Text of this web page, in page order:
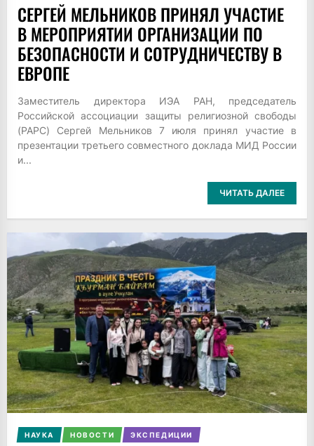
СЕРГЕЙ МЕЛЬНИКОВ ПРИНЯЛ УЧАСТИЕ
В МЕРОПРИЯТИИ ОРГАНИЗАЦИИ ПО
БЕЗОПАСНОСТИ И СОТРУДНИЧЕСТВУ В
ЕВРОПЕ
Заместитель директора ИЭА РАН, председатель
Российской ассоциации защиты религиозной свободы
(РАРС) Сергей Мельников 7 июля принял участие в
презентации третьего совместного доклада МИД России
и...
ЧИТАТЬ ДАЛЕЕ
НАУКА НОВОСТИ ЭКСПЕДИЦИИ